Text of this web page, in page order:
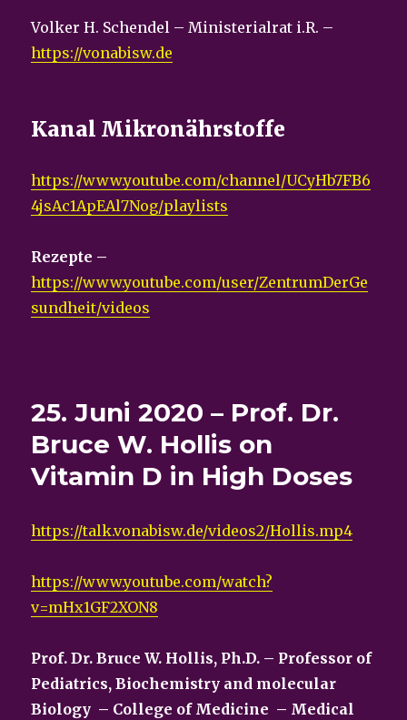
Volker H. Schendel – Ministerialrat i.R. –
https://vonabisw.de
Kanal Mikronährstoffe
https://www.youtube.com/channel/UCyHb7FB6
4jsAc1ApEAl7Nog/playlists
Rezepte –
https://www.youtube.com/user/ZentrumDerGe
sundheit/videos
25. Juni 2020 – Prof. Dr.
Bruce W. Hollis on
Vitamin D in High Doses
https://talk.vonabisw.de/videos2/Hollis.mp4
https://www.youtube.com/watch?
v=mHx1GF2XON8
Prof. Dr. Bruce W. Hollis, Ph.D. – Professor of
Pediatrics, Biochemistry and molecular
Biology – College of Medicine – Medical